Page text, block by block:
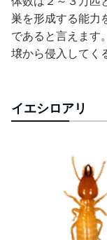
巣を形成する能力
であると言えます
壌から侵入してく
イエシロアリ